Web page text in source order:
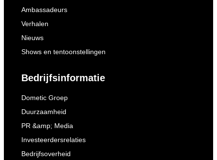
Ambassadeurs
Verhalen
Nieuws
Shows en tentoonstellingen
Bedrijfsinformatie
Dometic Groep
Duurzaamheid
PR &amp; Media
Investeerdersrelaties
Bedrijfsoverheid